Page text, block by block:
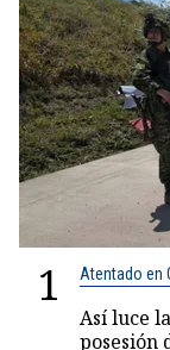
1 Atentado en
Así luce
posesión